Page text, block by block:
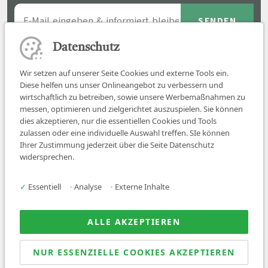
Job finden
Über uns
News
Datenschutz
Wir setzen auf unserer Seite Cookies und externe Tools ein.
Diese helfen uns unser Onlineangebot zu verbessern und
wirtschaftlich zu betreiben, sowie unsere Werbemaßnahmen zu
messen, optimieren und zielgerichtet auszuspielen. Sie können
dies akzeptieren, nur die essentiellen Cookies und Tools
zulassen oder eine individuelle Auswahl treffen. SIe können
Ihrer Zustimmung jederzeit über die Seite Datenschutz
widersprechen.
✓ Essentiell • Analyse • Externe Inhalte
ALLE AKZEPTIEREN
NUR ESSENZIELLE COOKIES AKZEPTIEREN